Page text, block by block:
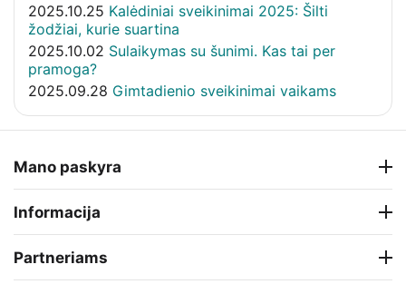
2025.10.25 Kalėdiniai sveikinimai 2025: Šilti
žodžiai, kurie suartina
2025.10.02 Sulaikymas su šunimi. Kas tai per
pramoga?
2025.09.28 Gimtadienio sveikinimai vaikams
Mano paskyra
Informacija
Partneriams